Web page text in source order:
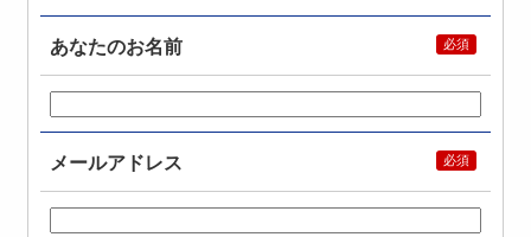
あなたのお名前
メールアドレス